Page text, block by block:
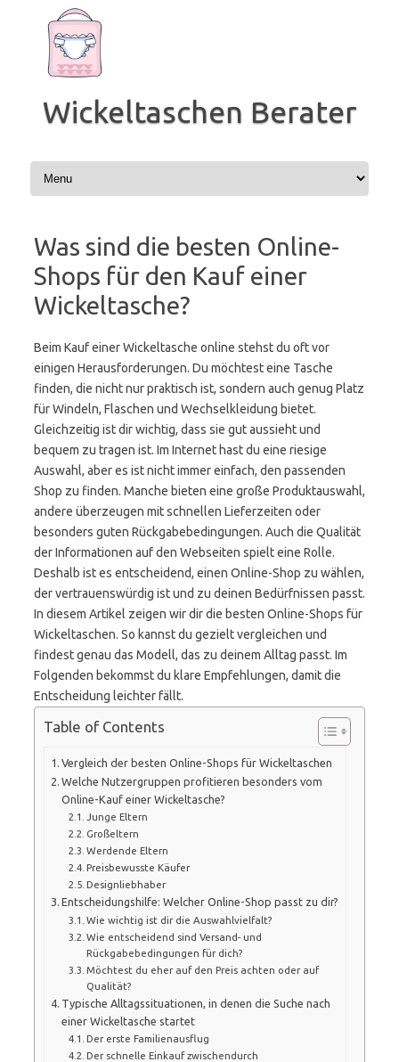
springen
Wickeltaschen Berater
Was sind die besten Online-
Shops für den Kauf einer
Wickeltasche?
Beim Kauf einer Wickeltasche online stehst du oft vor
einigen Herausforderungen. Du möchtest eine Tasche
finden, die nicht nur praktisch ist, sondern auch genug Platz
für Windeln, Flaschen und Wechselkleidung bietet.
Gleichzeitig ist dir wichtig, dass sie gut aussieht und
bequem zu tragen ist. Im Internet hast du eine riesige
Auswahl, aber es ist nicht immer einfach, den passenden
Shop zu finden. Manche bieten eine große Produktauswahl,
andere überzeugen mit schnellen Lieferzeiten oder
besonders guten Rückgabebedingungen. Auch die Qualität
der Informationen auf den Webseiten spielt eine Rolle.
Deshalb ist es entscheidend, einen Online-Shop zu wählen,
der vertrauenswürdig ist und zu deinen Bedürfnissen passt.
In diesem Artikel zeigen wir dir die besten Online-Shops für
Wickeltaschen. So kannst du gezielt vergleichen und
findest genau das Modell, das zu deinem Alltag passt. Im
Folgenden bekommst du klare Empfehlungen, damit die
Entscheidung leichter fällt.
Table of Contents
Vergleich der besten Online-Shops für Wickeltaschen
Welche Nutzergruppen profitieren besonders vom
Online-Kauf einer Wickeltasche?
Junge Eltern
Großeltern
Werdende Eltern
Preisbewusste Käufer
Designliebhaber
Entscheidungshilfe: Welcher Online-Shop passt zu dir?
Wie wichtig ist dir die Auswahlvielfalt?
Wie entscheidend sind Versand- und
Rückgabebedingungen für dich?
Möchtest du eher auf den Preis achten oder auf
Qualität?
Typische Alltagssituationen, in denen die Suche nach
einer Wickeltasche startet
Der erste Familienausflug
Der schnelle Einkauf zwischendurch